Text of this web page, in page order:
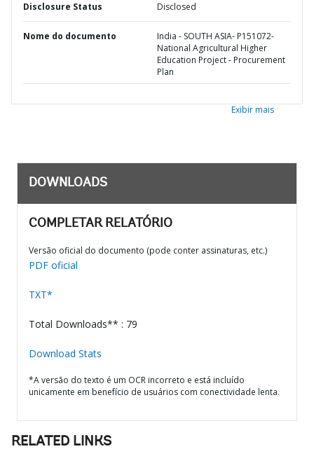
Disclosure Status Disclosed
Nome do documento
India - SOUTH ASIA- P151072-
National Agricultural Higher
Education Project - Procurement
Plan
Exibir mais
DOWNLOADS
COMPLETAR RELATÓRIO
Versão oficial do documento (pode conter assinaturas, etc.)
PDF oficial
TXT*
Total Downloads** : 79
Download Stats
*A versão do texto é um OCR incorreto e está incluído
unicamente em benefício de usuários com conectividade lenta.
RELATED LINKS